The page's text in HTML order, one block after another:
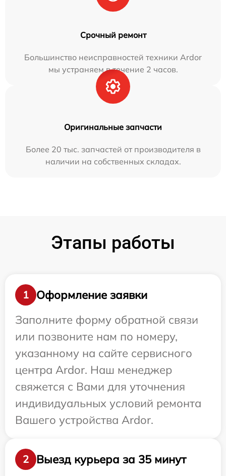
Срочный ремонт
Большинство неисправностей техники Ardor
мы устраняем в течение 2 часов.
Оригинальные запчасти
Более 20 тыс. запчастей от производителя в
наличии на собственных складах.
Этапы работы
1
Оформление заявки
Заполните форму обратной связи
или позвоните нам по номеру,
указанному на сайте сервисного
центра Ardor. Наш менеджер
свяжется с Вами для уточнения
индивидуальных условий ремонта
Вашего устройства Ardor.
2 Выезд курьера за 35 минут